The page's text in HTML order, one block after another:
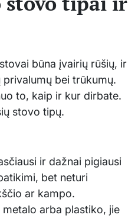
būna įvairių rūšių, ir
bei trūkumų.
to, kaip ir kur dirbate.
stovo tipų.
ir dažnai pigiausi
bet neturi
ar kampo.
arba plastiko, jie